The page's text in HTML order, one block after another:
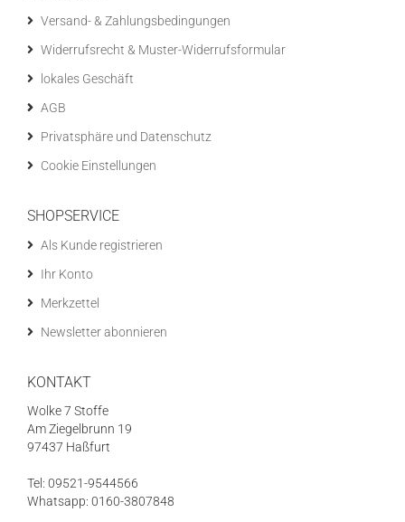
Versand- & Zahlungsbedingungen
Widerrufsrecht & Muster-Widerrufsformular
lokales Geschäft
AGB
Privatsphäre und Datenschutz
Cookie Einstellungen
SHOPSERVICE
Als Kunde registrieren
Ihr Konto
Merkzettel
Newsletter abonnieren
KONTAKT
Wolke 7 Stoffe
Am Ziegelbrunn 19
97437 Haßfurt
Tel: 09521-9544566
Whatsapp: 0160-3807848